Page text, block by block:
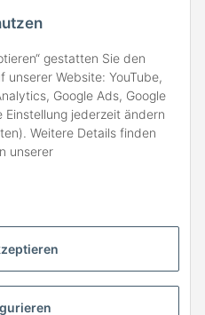
gestatten Sie den
unserer Website: YouTube,
Google Ads, Google
Einstellung jederzeit ändern
Weitere Details finden
unserer